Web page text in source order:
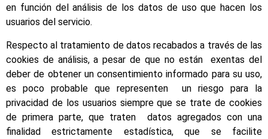
en función del análisis de los datos de uso que hacen los
usuarios del servicio.
Respecto al tratamiento de datos recabados a través de las
cookies de análisis, a pesar de que no están exentas del
deber de obtener un consentimiento informado para su uso,
es poco probable que representen un riesgo para la
privacidad de los usuarios siempre que se trate de cookies
de primera parte, que traten datos agregados con una
finalidad estrictamente estadística, que se facilite